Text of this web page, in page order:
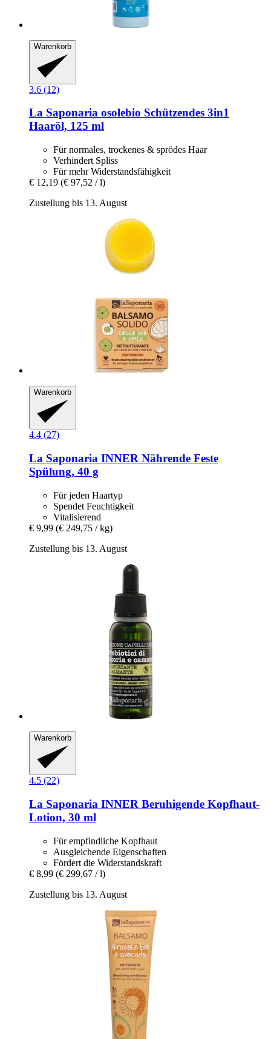
Warenkorb
3.6 (12)
La Saponaria osolebio Schützendes 3in1
Haaröl, 125 ml
Für normales, trockenes & sprödes Haar
Verhindert Spliss
Für mehr Widerstandsfähigkeit
€ 12,19 (€ 97,52 / l)
Zustellung bis 13. August
Warenkorb
4.4 (27)
La Saponaria INNER Nährende Feste
Spülung, 40 g
Für jeden Haartyp
Spendet Feuchtigkeit
Vitalisierend
€ 9,99 (€ 249,75 / kg)
Zustellung bis 13. August
Warenkorb
4.5 (22)
La Saponaria INNER Beruhigende Kopfhaut-​
Lotion, 30 ml
Für empfindliche Kopfhaut
Ausgleichende Eigenschaften
Fördert die Widerstandskraft
€ 8,99 (€ 299,67 / l)
Zustellung bis 13. August